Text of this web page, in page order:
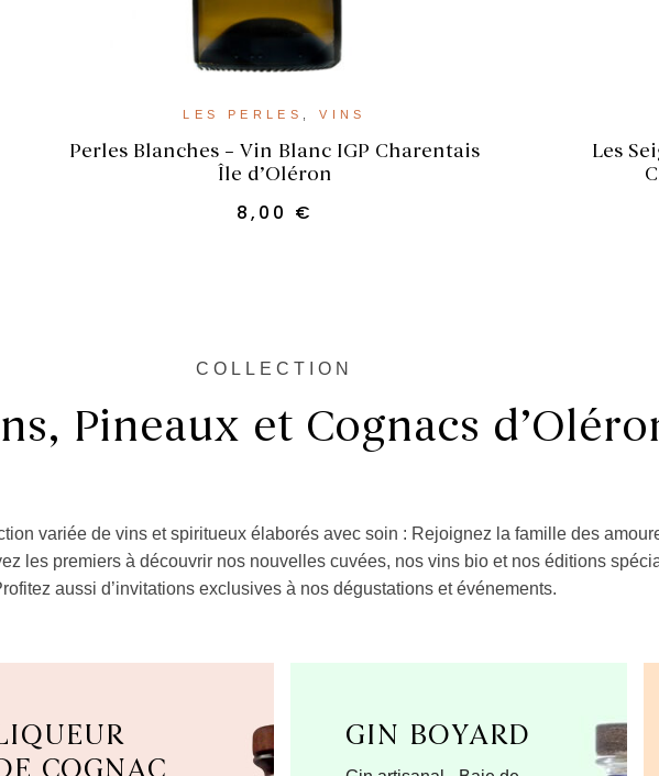
AJOUTER AU PANIER
LES PERLES ,VINS
Perles Blanches – Vin Blanc IGP Charentais
Île d’Oléron
8,00 €
Les
COLLECTION
Pineaux et Cognacs
variée de vins et spiritueux élaborés avec soin : Rejoignez la famille des
les premiers à découvrir nos nouvelles cuvées, nos vins bio et nos éditions
aussi d’invitations exclusives à nos dégustations et événements.
COGNAC
GIN BOYARD